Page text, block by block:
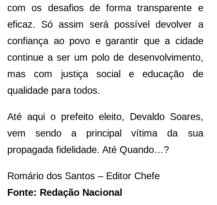
com os desafios de forma transparente e
eficaz. Só assim será possível devolver a
confiança ao povo e garantir que a cidade
continue a ser um polo de desenvolvimento,
mas com justiça social e educação de
qualidade para todos.
Até aqui o prefeito eleito, Devaldo Soares,
vem sendo a principal vítima da sua
propagada fidelidade. Até Quando…?
Romário dos Santos – Editor Chefe
Fonte: Redação Nacional